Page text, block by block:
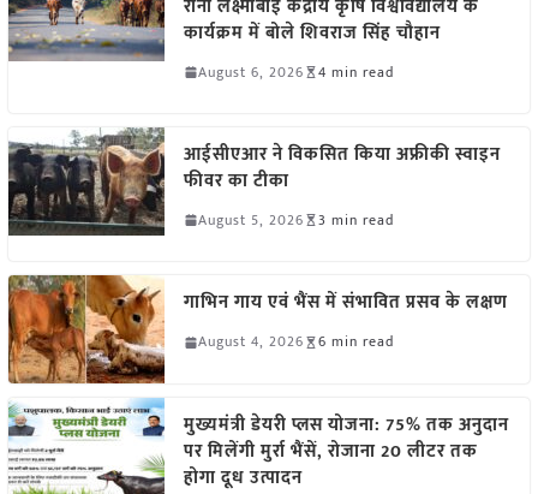
रानी लक्ष्मीबाई केंद्रीय कृषि विश्वविद्यालय के
कार्यक्रम में बोले शिवराज सिंह चौहान
August 6, 2026 4 min read
आईसीएआर ने विकसित किया अफ्रीकी स्वाइन
फीवर का टीका
August 5, 2026 3 min read
गाभिन गाय एवं भैंस में संभावित प्रसव के लक्षण
August 4, 2026 6 min read
मुख्यमंत्री डेयरी प्लस योजना: 75% तक अनुदान
पर मिलेंगी मुर्रा भैंसें, रोजाना 20 लीटर तक
होगा दूध उत्पादन